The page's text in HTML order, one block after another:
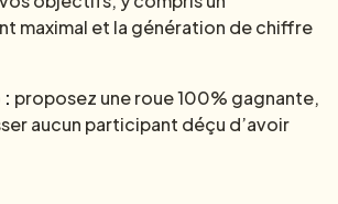
maximal et la génération de chiffre
proposez une roue 100% gagnante,
aucun participant déçu d’avoir